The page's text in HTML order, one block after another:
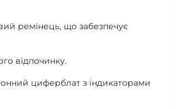
ремінець, що забезпечує
відпочинку.
циферблат з індикаторами